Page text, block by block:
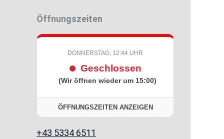
Öffnungszeiten
DONNERSTAG, 12:44 UHR
Geschlossen
(Wir öffnen wieder um 15:00)
ÖFFNUNGSZEITEN ANZEIGEN
+43 5334 6511